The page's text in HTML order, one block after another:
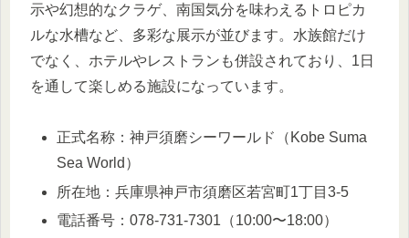
示や幻想的なクラゲ、南国気分を味わえるトロピカ
ルな水槽など、多彩な展示が並びます。水族館だけ
でなく、ホテルやレストランも併設されており、1日
を通して楽しめる施設になっています。
正式名称：神戸須磨シーワールド（Kobe Suma
Sea World）
所在地：兵庫県神戸市須磨区若宮町1丁目3-5
電話番号：078-731-7301（10:00〜18:00）